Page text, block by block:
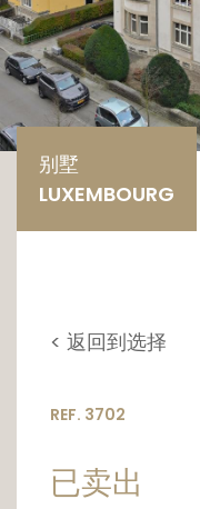
别墅
LUXEMBOURG
< 返回到选择
REF. 3702
已卖出